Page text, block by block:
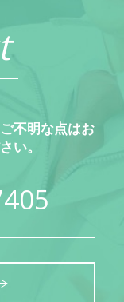
不明な点はお
い。